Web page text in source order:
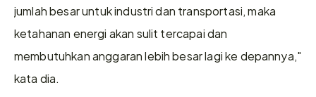
jumlah besar untuk industri dan transportasi, maka
ketahanan energi akan sulit tercapai dan
membutuhkan anggaran lebih besar lagi ke depannya,"
kata dia.